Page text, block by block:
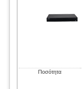
Ποσότητα